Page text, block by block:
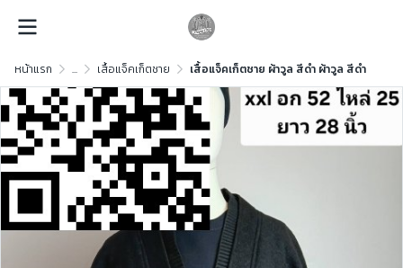
หน้าแรก ... เสื้อแจ็คเก็ตชาย เสื้อแจ็คเก็ตชาย ผ้าวูล สีดำ ผ้าวูล สีดำ